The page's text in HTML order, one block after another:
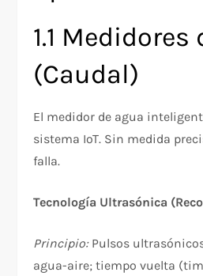
1.1 Medidores
(Caudal)
El medidor de agua
sistema IoT. Sin medida
falla.
Tecnología Ultrasónica
Principio:Pulsos
agua-aire; tiempo vuelta